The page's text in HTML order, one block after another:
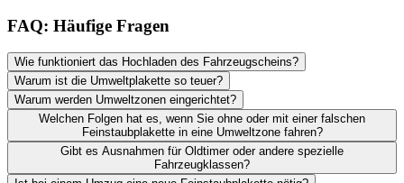
FAQ: Häufige Fragen
Wie funktioniert das Hochladen des Fahrzeugscheins?
Warum ist die Umweltplakette so teuer?
Warum werden Umweltzonen eingerichtet?
Welchen Folgen hat es, wenn Sie ohne oder mit einer falschen
Feinstaubplakette in eine Umweltzone fahren?
Gibt es Ausnahmen für Oldtimer oder andere spezielle
Fahrzeugklassen?